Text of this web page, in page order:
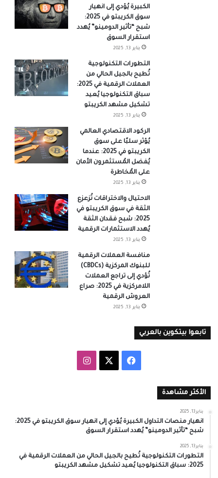
الكبيرة يُؤدي إلى انهيار
سوق الكريبتو في 2025:
شبح “تأثير الدومينو” يُهدد
استقرار السوق
يناير 13, 2025
التطورات التكنولوجية
تُطيح بالجيل الحالي من
العملات الرقمية في 2025:
سباق التكنولوجيا يُعيد
تشكيل مشهد الكريبتو
يناير 13, 2025
الركود الاقتصادي العالمي
يُؤثر سلبًا على سوق
الكريبتو في 2025: عندما
يُفضل المُستثمرون الأمان
على المُخاطرة
يناير 13, 2025
الاحتيال والاختراقات تُزعزع
الثقة في سوق الكريبتو في
2025: شبح فقدان الثقة
يُهدد الاستثمارات الرقمية
يناير 13, 2025
منافسة العملات الرقمية
للبنوك المركزية (CBDCs)
تُؤدي إلى تراجع العملات
اللامركزية في 2025: صراع
العروش الرقمية
يناير 13, 2025
تابعوا بيتكوين بالعربي
فيسبوك انستقرام
الأكثر مشاهدة
يناير 13, 2025
انهيار منصات التداول الكبيرة يُؤدي إلى انهيار سوق الكريبتو في 2025:
شبح “تأثير الدومينو” يُهدد استقرار السوق
يناير 13, 2025
التطورات التكنولوجية تُطيح بالجيل الحالي من العملات الرقمية في
2025: سباق التكنولوجيا يُعيد تشكيل مشهد الكريبتو